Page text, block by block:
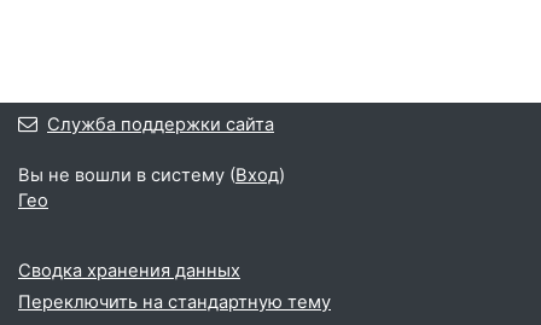
Служба поддержки сайта
Вы не вошли в систему (Вход)
Гео
Сводка хранения данных
Переключить на стандартную тему